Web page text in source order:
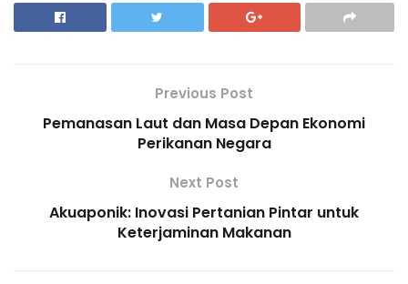
Previous Post
Pemanasan Laut dan Masa Depan Ekonomi
Perikanan Negara
Next Post
Akuaponik: Inovasi Pertanian Pintar untuk
Keterjaminan Makanan